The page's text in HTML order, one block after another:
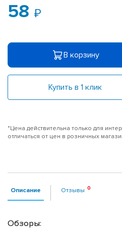
58
В корзину
Купить в 1 клик
*Цена действительна только для
отличаться от цен в розничных
Описание Отзывы
Обзоры: